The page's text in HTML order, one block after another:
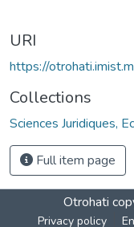
URI
https://
Collections
Sciences Juridiques,
Full item page
Otrohati
Privacy policy